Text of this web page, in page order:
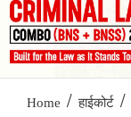
Home / हाईकोर्ट /